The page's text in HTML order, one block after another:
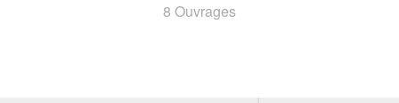
8 Ouvrages